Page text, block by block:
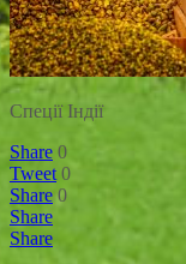
Спеції Індії
Share 0
Tweet 0
Share 0
Share
Share